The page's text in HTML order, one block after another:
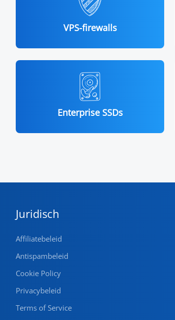
VPS-firewalls
Enterprise SSDs
Juridisch
Affiliatebeleid
Antispambeleid
Cookie Policy
Privacybeleid
Terms of Service